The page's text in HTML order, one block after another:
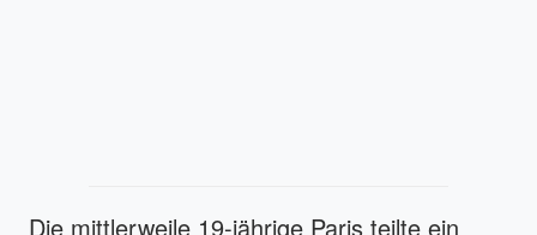
Die mittlerweile 19-jährige Paris teilte ein